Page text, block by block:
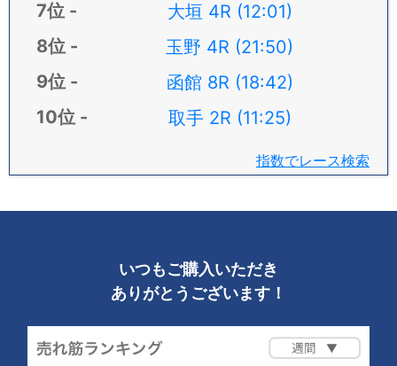
大垣 4R (12:01)
玉野 4R (21:50)
函館 8R (18:42)
取手 2R (11:25)
指数でレース検索
いつもご購入いただき
ありがとうございます！